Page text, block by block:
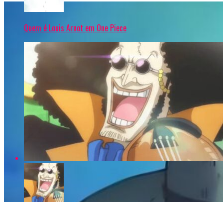
Quem é Louis Arnot em One Piece